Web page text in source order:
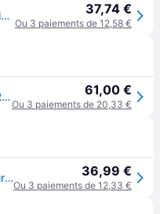
Multi Régénérante - Baume Anti Rides Lèvres et Contour Toutes Peaux -15ml CLARINS 37,74 €
Ou 3 paiements de 12,58 €
Multi-Régénérante - Baume Anti-Rides Lèvres et Contour - 15 ml 61,00 €
Ou 3 paiements de 20,33 €
Clarins Extra-Firming Lip & Contour Balm Maquillage 15 ml 36,99 €
Ou 3 paiements de 12,33 €